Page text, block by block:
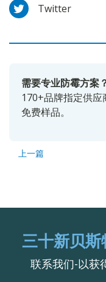
Twitter
需要专业防霉方案
170+品牌指定供应
免费样品。
上一篇
三十新贝
联系我们-以获